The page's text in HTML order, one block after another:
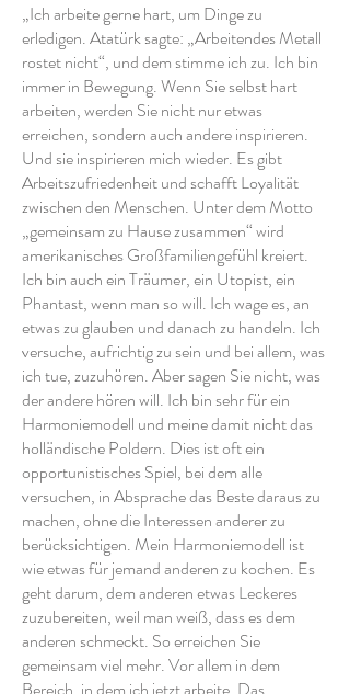
„Ich arbeite gerne hart, um Dinge zu
erledigen. Atatürk sagte: „Arbeitendes Metall
rostet nicht“, und dem stimme ich zu. Ich bin
immer in Bewegung. Wenn Sie selbst hart
arbeiten, werden Sie nicht nur etwas
erreichen, sondern auch andere inspirieren.
Und sie inspirieren mich wieder. Es gibt
Arbeitszufriedenheit und schafft Loyalität
zwischen den Menschen. Unter dem Motto
„gemeinsam zu Hause zusammen“ wird
amerikanisches Großfamiliengefühl kreiert.
Ich bin auch ein Träumer, ein Utopist, ein
Phantast, wenn man so will. Ich wage es, an
etwas zu glauben und danach zu handeln. Ich
versuche, aufrichtig zu sein und bei allem, was
ich tue, zuzuhören. Aber sagen Sie nicht, was
der andere hören will. Ich bin sehr für ein
Harmoniemodell und meine damit nicht das
holländische Poldern. Dies ist oft ein
opportunistisches Spiel, bei dem alle
versuchen, in Absprache das Beste daraus zu
machen, ohne die Interessen anderer zu
berücksichtigen. Mein Harmoniemodell ist
wie etwas für jemand anderen zu kochen. Es
geht darum, dem anderen etwas Leckeres
zuzubereiten, weil man weiß, dass es dem
anderen schmeckt. So erreichen Sie
gemeinsam viel mehr. Vor allem in dem